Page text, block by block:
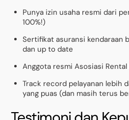
Punya izin usaha resmi dari
100%!)
Sertifikat asuransi kendaraan
dan up to date
Anggota resmi Asosiasi
Track record pelayanan lebih
yang puas (dan masih terus